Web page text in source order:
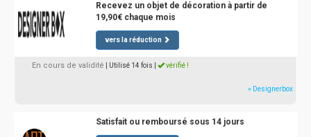
Recevez un objet de décoration à partir de
19,90€ chaque mois
vers la réduction
En cours de validité | Utilisé 14 fois vérifié !
» Designerbox
Satisfait ou remboursé sous 14 jours